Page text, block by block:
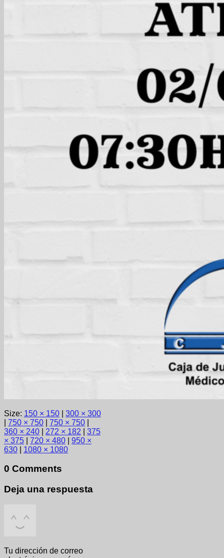
Size: 150 × 150
300 × 300
750 × 750 750 × 750
360 × 240
272 × 182
375
× 375
720 × 480
950 ×
630
1080 × 1080
0 Comments
Deja una respuesta
Tu dirección de correo